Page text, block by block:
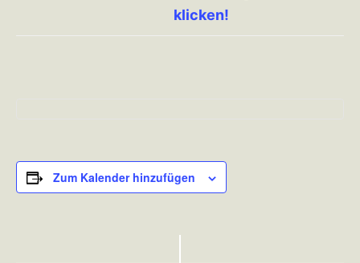
klicken!
Zum Kalender hinzufügen